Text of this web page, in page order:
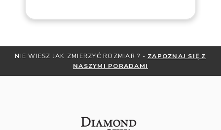
ZAPOZNAJ SIĘ Z
OTRZYMAJ BEZPŁATNĄ MIARKĘ
ZNIŻKIZAPISZ SIĘ DO